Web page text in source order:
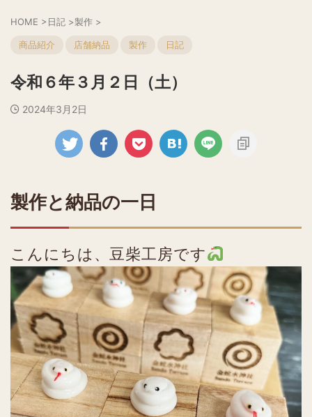
HOME >日記 >製作 >
商品紹介 店舗納品 製作 日記
令和６年３月２日（土）
2024年3月2日
製作と納品の一日
こんにちは、豆柴工房です